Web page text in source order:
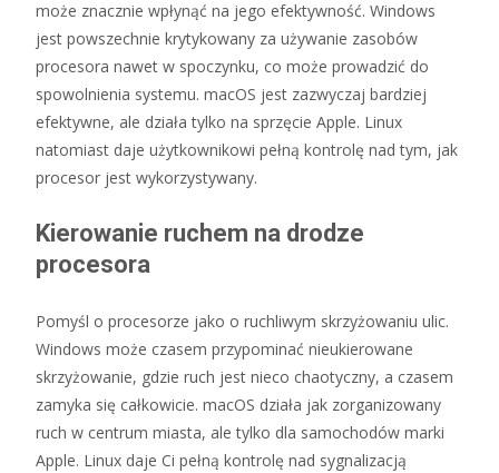
może znacznie wpłynąć na jego efektywność. Windows
jest powszechnie krytykowany za używanie zasobów
procesora nawet w spoczynku, co może prowadzić do
spowolnienia systemu. macOS jest zazwyczaj bardziej
efektywne, ale działa tylko na sprzęcie Apple. Linux
natomiast daje użytkownikowi pełną kontrolę nad tym, jak
procesor jest wykorzystywany.
Kierowanie ruchem na drodze
procesora
Pomyśl o procesorze jako o ruchliwym skrzyżowaniu ulic.
Windows może czasem przypominać nieukierowane
skrzyżowanie, gdzie ruch jest nieco chaotyczny, a czasem
zamyka się całkowicie. macOS działa jak zorganizowany
ruch w centrum miasta, ale tylko dla samochodów marki
Apple. Linux daje Ci pełną kontrolę nad sygnalizacją